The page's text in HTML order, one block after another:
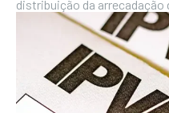
distribuição da